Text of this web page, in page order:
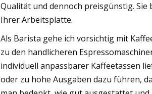
Qualität und dennoch preisgünstig. Sie
Ihrer Arbeitsplatte.
Als Barista gehe ich vorsichtig mit
zu den handlicheren
individuell anpassbarer Kaffeetassen
oder zu hohe Ausgaben dazu führen,